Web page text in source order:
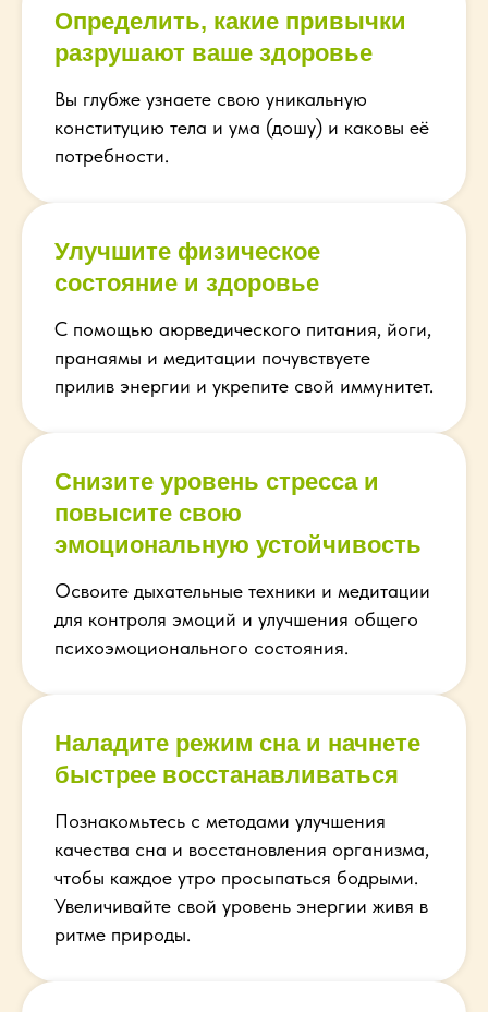
Определить, какие привычки
разрушают ваше здоровье
Вы глубже узнаете свою уникальную
конституцию тела и ума (дошу) и каковы её
потребности.
Улучшите физическое
состояние и здоровье
С помощью аюрведического питания, йоги,
пранаямы и медитации почувствуете
прилив энергии и укрепите свой иммунитет.
Снизите уровень стресса и
повысите свою
эмоциональную устойчивость
Освоите дыхательные техники и медитации
для контроля эмоций и улучшения общего
психоэмоционального состояния.
Наладите режим сна и начнете
быстрее восстанавливаться
Познакомьтесь с методами улучшения
качества сна и восстановления организма,
чтобы каждое утро просыпаться бодрыми.
Увеличивайте свой уровень энергии живя в
ритме природы.